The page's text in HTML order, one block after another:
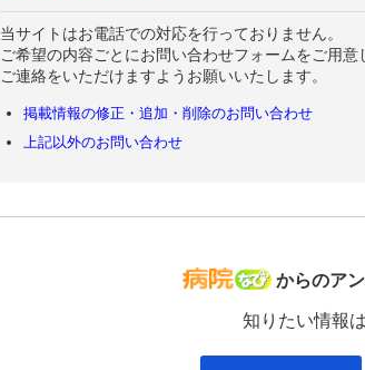
当サイトはお電話での対応を行っておりません。
ご希望の内容ごとにお問い合わせフォームをご用
ご連絡をいただけますようお願いいたします。
掲載情報の修正・追加・削除のお問い合わせ
上記以外のお問い合わせ
病院なび
からのア
知りたい情報